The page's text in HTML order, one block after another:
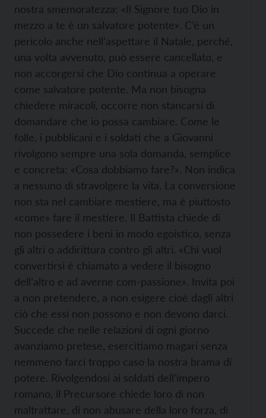
nostra smemoratezza: «Il Signore tuo Dio in
mezzo a te è un salvatore potente». C’è un
pericolo anche nell’aspettare il Natale, perché,
una volta avvenuto, può essere cancellato, e
non accorgersi che Dio continua a operare
come salvatore potente. Ma non bisogna
chiedere miracoli, occorre non stancarsi di
domandare che io possa cambiare. Come le
folle, i pubblicani e i soldati che a Giovanni
rivolgono sempre una sola domanda, semplice
e concreta: «Cosa dobbiamo fare?». Non indica
a nessuno di stravolgere la vita. La conversione
non sta nel cambiare mestiere, ma è piuttosto
«come» fare il mestiere. Il Battista chiede di
non possedere i beni in modo egoistico, senza
gli altri o addirittura contro gli altri. «Chi vuol
convertirsi è chiamato a vedere il bisogno
dell’altro e ad averne com-passione». Invita poi
a non pretendere, a non esigere cioè dagli altri
ciò che essi non possono e non devono darci.
Succede che nelle relazioni di ogni giorno
avanziamo pretese, esercitiamo magari senza
nemmeno farci troppo caso la nostra brama di
potere. Rivolgendosi ai soldati dell’impero
romano, il Precursore chiede loro di non
maltrattare, di non abusare della loro forza, di